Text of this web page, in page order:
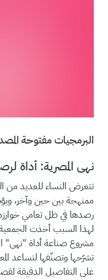
البرمجيات مفتوحة
نهى المصرية: أداة
تتعرض النساء للعديد من
ممنهجة بين حين وآخر،
رصدها في ظل تعامي
لهذا السبب أخذت الجمعية
مشروع صناعة أداة "نهى"
تشرّحها وتصنّفها لتساعد
على التفاصيل الدقيقة